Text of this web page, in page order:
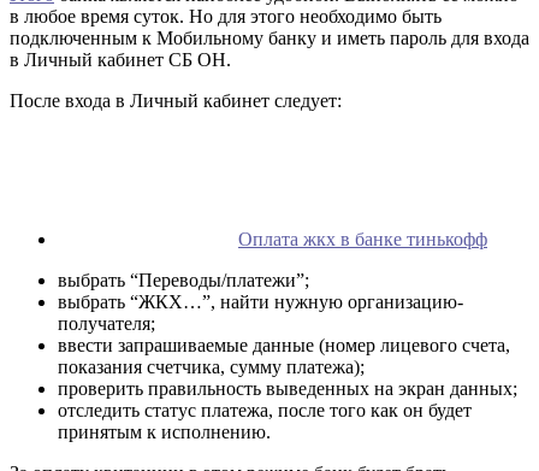
в любое время суток. Но для этого необходимо быть
подключенным к Мобильному банку и иметь пароль для входа
в Личный кабинет СБ ОН.
После входа в Личный кабинет следует:
Оплата жкх в банке тинькофф
выбрать “Переводы/платежи”;
выбрать “ЖКХ…”, найти нужную организацию-
получателя;
ввести запрашиваемые данные (номер лицевого счета,
показания счетчика, сумму платежа);
проверить правильность выведенных на экран данных;
отследить статус платежа, после того как он будет
принятым к исполнению.